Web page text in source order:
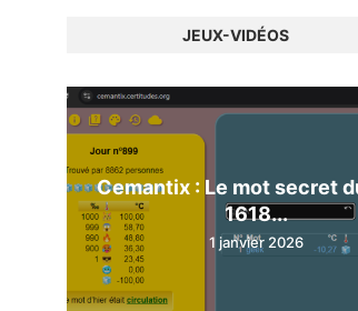
JEUX-VIDÉOS
Cemantix : Le mot secret
1618...
1 janvier 2026